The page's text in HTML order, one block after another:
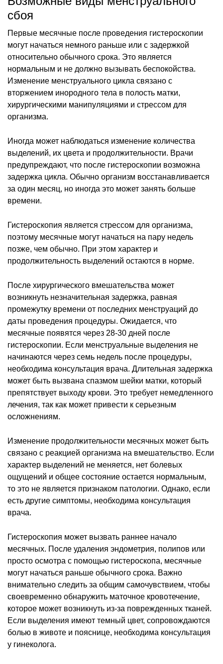
сбоя
Первые месячные после проведения гистероскопии
могут начаться немного раньше или с задержкой
относительно обычного срока. Это является
нормальным и не должно вызывать беспокойства.
Изменение менструального цикла связано с
вторжением инородного тела в полость матки,
хирургическими манипуляциями и стрессом для
организма.
Иногда может наблюдаться изменение количества
выделений, их цвета и продолжительности. Врачи
предупреждают, что после гистероскопии возможна
задержка цикла. Обычно организм восстанавливается
за один месяц, но иногда это может занять больше
времени.
Гистероскопия является стрессом для организма,
поэтому месячные могут начаться на пару недель
позже, чем обычно. При этом характер и
продолжительность выделений остаются в норме.
После хирургического вмешательства может
возникнуть незначительная задержка, равная
промежутку времени от последних менструаций до
даты проведения процедуры. Ожидается, что
месячные появятся через 28-30 дней после
гистероскопии. Если менструальные выделения не
начинаются через семь недель после процедуры,
необходима консультация врача. Длительная задержка
может быть вызвана спазмом шейки матки, который
препятствует выходу крови. Это требует немедленного
лечения, так как может привести к серьезным
осложнениям.
Изменение продолжительности месячных может быть
связано с реакцией организма на вмешательство. Если
характер выделений не меняется, нет болевых
ощущений и общее состояние остается нормальным,
то это не является признаком патологии. Однако, если
есть другие симптомы, необходима консультация
врача.
Гистероскопия может вызвать раннее начало
месячных. После удаления эндометрия, полипов или
просто осмотра с помощью гистероскопа, месячные
могут начаться раньше обычного срока. Важно
внимательно следить за общим самочувствием, чтобы
своевременно обнаружить маточное кровотечение,
которое может возникнуть из-за поврежденных тканей.
Если выделения имеют темный цвет, сопровождаются
болью в животе и пояснице, необходима консультация
у гинеколога.